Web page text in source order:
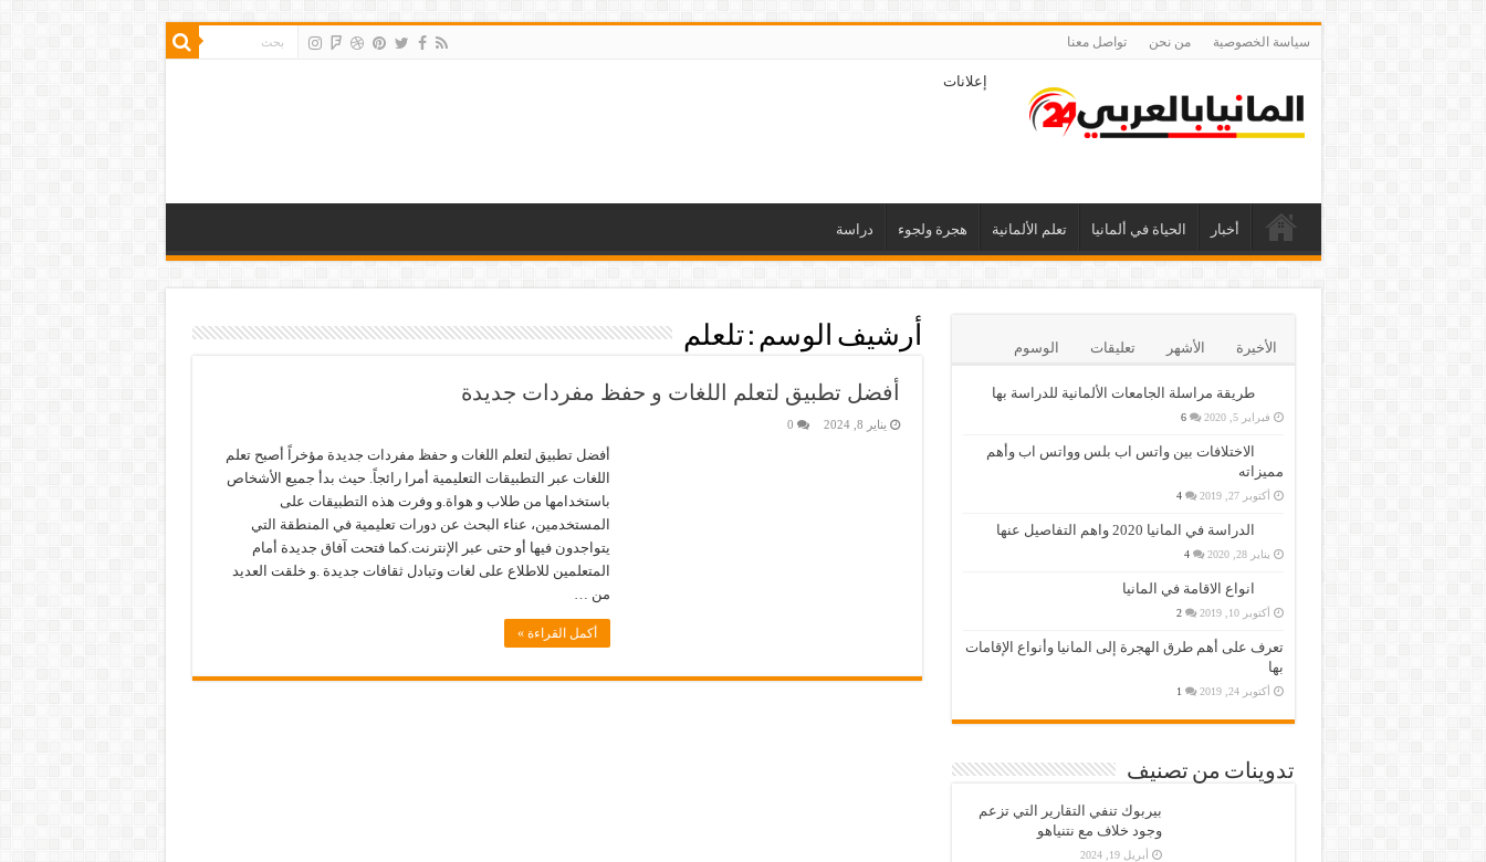
سياسة الخصوصية من نحن تواصل معنا
إعلانات
أخبار الحياة في ألمانيا تعلم الألمانية هجرة ولجوء دراسة
أرشيف الوسم :تلعلم
أفضل تطبيق لتعلم اللغات و حفظ مفردات جديدة
يناير 8, 2024 0
أفضل تطبيق لتعلم اللغات و حفظ مفردات جديدة مؤخراً أصبح تعلم
اللغات عبر التطبيقات التعليمية أمرا رائجاً. حيث بدأ جميع الأشخاص
باستخدامها من طلاب و هواة.و وفرت هذه التطبيقات على
المستخدمين، عناء البحث عن دورات تعليمية في المنطقة التي
يتواجدون فيها أو حتى عبر الإنترنت.كما فتحت آفاق جديدة أمام
المتعلمين للاطلاع على لغات وتبادل ثقافات جديدة .و خلقت العديد
من …
أكمل القراءة »
الأخيرة الأشهر تعليقات الوسوم
طريقة مراسلة الجامعات الألمانية للدراسة بها
فبراير 5, 2020 6
الاختلافات بين واتس اب بلس وواتس اب وأهم
مميزاته
أكتوبر 27, 2019 4
الدراسة في المانيا 2020 واهم التفاصيل عنها
يناير 28, 2020 4
انواع الاقامة في المانيا
أكتوبر 10, 2019 2
تعرف على أهم طرق الهجرة إلى المانيا وأنواع الإقامات
بها
أكتوبر 24, 2019 1
تدوينات من تصنيف
بيربوك تنفي التقارير التي تزعم
وجود خلاف مع نتنياهو
أبريل 19, 2024